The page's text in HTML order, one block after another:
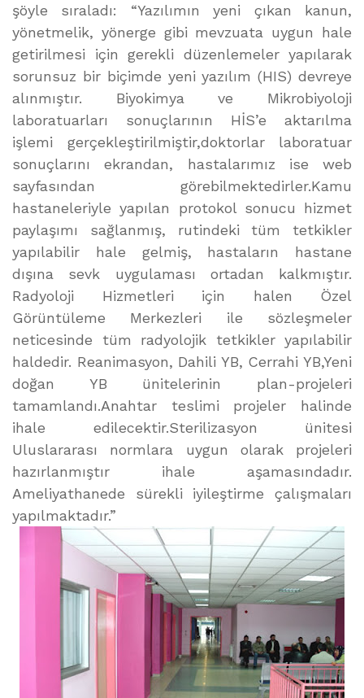
şöyle sıraladı: “Yazılımın yeni çıkan kanun,
yönetmelik, yönerge gibi mevzuata uygun hale
getirilmesi için gerekli düzenlemeler yapılarak
sorunsuz bir biçimde yeni yazılım (HIS) devreye
alınmıştır. Biyokimya ve Mikrobiyoloji
laboratuarları sonuçlarının HİS’e aktarılma
işlemi gerçekleştirilmiştir,doktorlar laboratuar
sonuçlarını ekrandan, hastalarımız ise web
sayfasından görebilmektedirler.Kamu
hastaneleriyle yapılan protokol sonucu hizmet
paylaşımı sağlanmış, rutindeki tüm tetkikler
yapılabilir hale gelmiş, hastaların hastane
dışına sevk uygulaması ortadan kalkmıştır.
Radyoloji Hizmetleri için halen Özel
Görüntüleme Merkezleri ile sözleşmeler
neticesinde tüm radyolojik tetkikler yapılabilir
haldedir. Reanimasyon, Dahili YB, Cerrahi YB,Yeni
doğan YB ünitelerinin plan-projeleri
tamamlandı.Anahtar teslimi projeler halinde
ihale edilecektir.Sterilizasyon ünitesi
Uluslararası normlara uygun olarak projeleri
hazırlanmıştır ihale aşamasındadır.
Ameliyathanede sürekli iyileştirme çalışmaları
yapılmaktadır.”